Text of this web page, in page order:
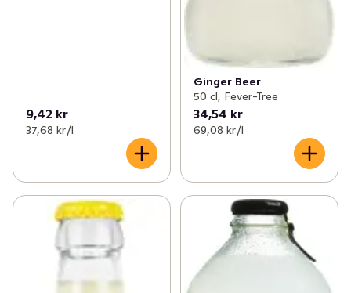
9,42 kr
37,68 kr /l
Ginger Beer
50 cl, Fever-Tree
34,54 kr
69,08 kr /l